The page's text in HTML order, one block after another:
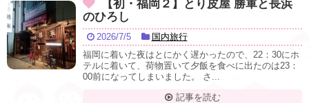
【初・福岡２】とり皮屋 勝軍と長浜
のひろし
2026/7/5
国内旅行
福岡に着いた夜はとにかく遅かったので、22：30にホ
テルに着いて、荷物置いて夕飯を食べに出たのは23：
00前になってしまいました。 さ...
記事を読む